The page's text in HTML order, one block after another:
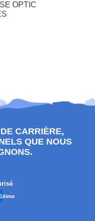
OPTIC
CARRIÈRE,
QUE NOUS